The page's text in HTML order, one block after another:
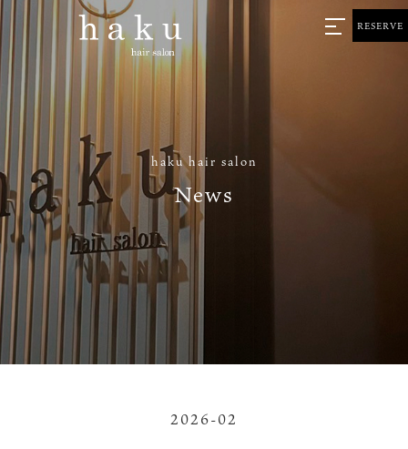
haku hair salon
News
RESERVE
2026-02